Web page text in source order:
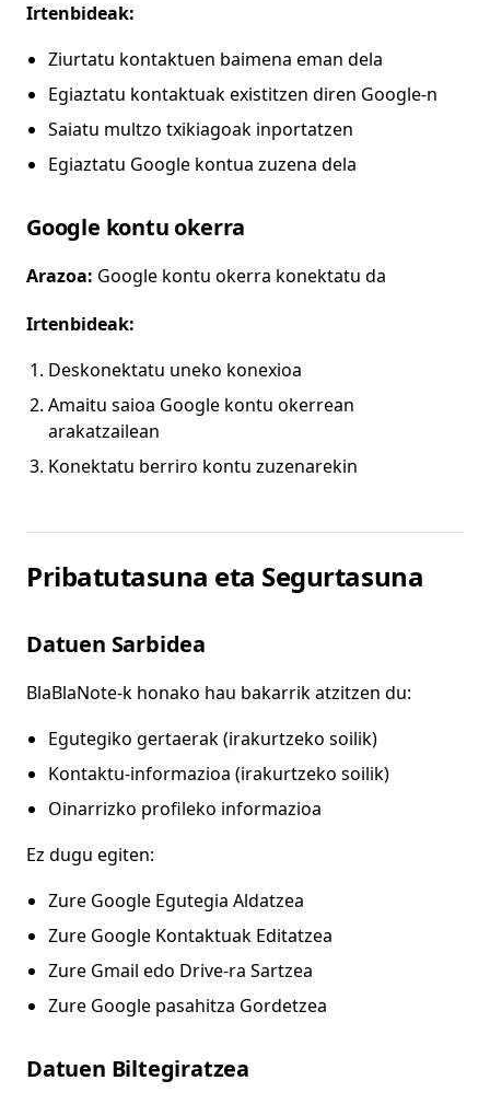
Irtenbideak:
Ziurtatu kontaktuen baimena eman dela
Egiaztatu kontaktuak existitzen diren Google-n
Saiatu multzo txikiagoak inportatzen
Egiaztatu Google kontua zuzena dela
Google kontu okerra
Arazoa: Google kontu okerra konektatu da
Irtenbideak:
Deskonektatu uneko konexioa
Amaitu saioa Google kontu okerrean
arakatzailean
Konektatu berriro kontu zuzenarekin
Pribatutasuna eta Segurtasuna
Datuen Sarbidea
BlaBlaNote-k honako hau bakarrik atzitzen du:
Egutegiko gertaerak (irakurtzeko soilik)
Kontaktu-informazioa (irakurtzeko soilik)
Oinarrizko profileko informazioa
Ez dugu egiten:
Zure Google Egutegia Aldatzea
Zure Google Kontaktuak Editatzea
Zure Gmail edo Drive-ra Sartzea
Zure Google pasahitza Gordetzea
Datuen Biltegiratzea